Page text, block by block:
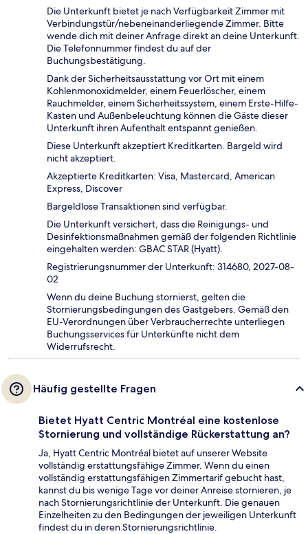
Die Unterkunft bietet je nach Verfügbarkeit Zimmer mit
Verbindungstür/nebeneinanderliegende Zimmer. Bitte
wende dich mit deiner Anfrage direkt an deine Unterkunft.
Die Telefonnummer findest du auf der
Buchungsbestätigung.
Dank der Sicherheitsausstattung vor Ort mit einem
Kohlenmonoxidmelder, einem Feuerlöscher, einem
Rauchmelder, einem Sicherheitssystem, einem Erste-Hilfe-
Kasten und Außenbeleuchtung können die Gäste dieser
Unterkunft ihren Aufenthalt entspannt genießen.
Diese Unterkunft akzeptiert Kreditkarten. Bargeld wird
nicht akzeptiert.
Akzeptierte Kreditkarten: Visa, Mastercard, American
Express, Discover
Bargeldlose Transaktionen sind verfügbar.
Die Unterkunft versichert, dass die Reinigungs- und
Desinfektionsmaßnahmen gemäß der folgenden Richtlinie
eingehalten werden: GBAC STAR (Hyatt).
Registrierungsnummer der Unterkunft: 314680, 2027-08-
02
Wenn du deine Buchung stornierst, gelten die
Stornierungsbedingungen des Gastgebers. Gemäß den
EU-Verordnungen über Verbraucherrechte unterliegen
Buchungsservices für Unterkünfte nicht dem
Widerrufsrecht.
Häufig gestellte Fragen
Bietet Hyatt Centric Montréal eine kostenlose
Stornierung und vollständige Rückerstattung an?
Ja, Hyatt Centric Montréal bietet auf unserer Website
vollständig erstattungsfähige Zimmer. Wenn du einen
vollständig erstattungsfähigen Zimmertarif gebucht hast,
kannst du bis wenige Tage vor deiner Anreise stornieren, je
nach Stornierungsrichtlinie der Unterkunft. Die genauen
Einzelheiten zu den Bedingungen der jeweiligen Unterkunft
findest du in deren Stornierungsrichtlinie.